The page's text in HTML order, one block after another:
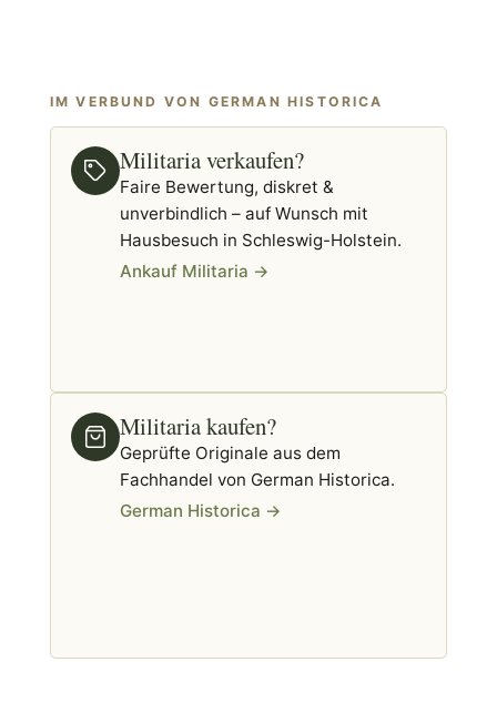
IM VERBUND VON GERMAN HISTORICA
Militaria verkaufen?
Faire Bewertung, diskret &
unverbindlich – auf Wunsch mit
Hausbesuch in Schleswig-Holstein.
Ankauf Militaria →
Militaria kaufen?
Geprüfte Originale aus dem
Fachhandel von German Historica.
German Historica →